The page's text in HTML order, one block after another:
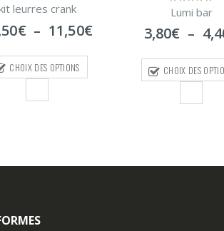
0
5
Lumi bar
€ – 4,40€Plage
prix :
3,80€
CHOIX DES OPTIONS
CHOIX DES